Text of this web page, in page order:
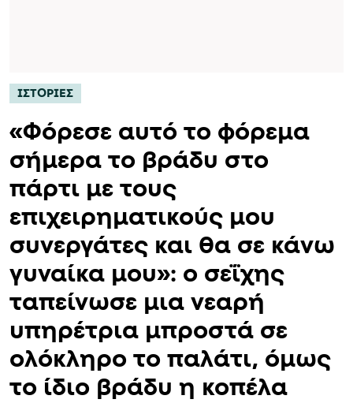
ΙΣΤΟΡΙΕΣ
«Φόρεσε αυτό το φόρεμα
σήμερα το βράδυ στο
πάρτι με τους
επιχειρηματικούς μου
συνεργάτες και θα σε κάνω
γυναίκα μου»: ο σεΐχης
ταπείνωσε μια νεαρή
υπηρέτρια μπροστά σε
ολόκληρο το παλάτι, όμως
το ίδιο βράδυ η κοπέλα